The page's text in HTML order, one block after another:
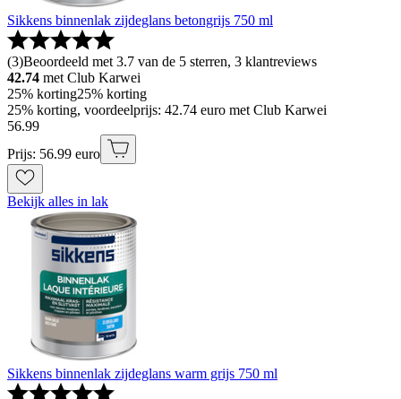
Sikkens binnenlak zijdeglans betongrijs 750 ml
(3)Beoordeeld met 3.7 van de 5 sterren, 3 klantreviews
42.74 met Club Karwei
25% korting25% korting
25% korting, voordeelprijs: 42.74 euro met Club Karwei
56.99
Prijs: 56.99 euro
Bekijk alles in lak
Sikkens binnenlak zijdeglans warm grijs 750 ml